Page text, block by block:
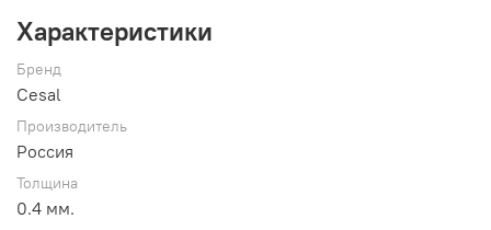
Характеристики
Бренд
Cesal
Производитель
Россия
Толщина
0.4 мм.